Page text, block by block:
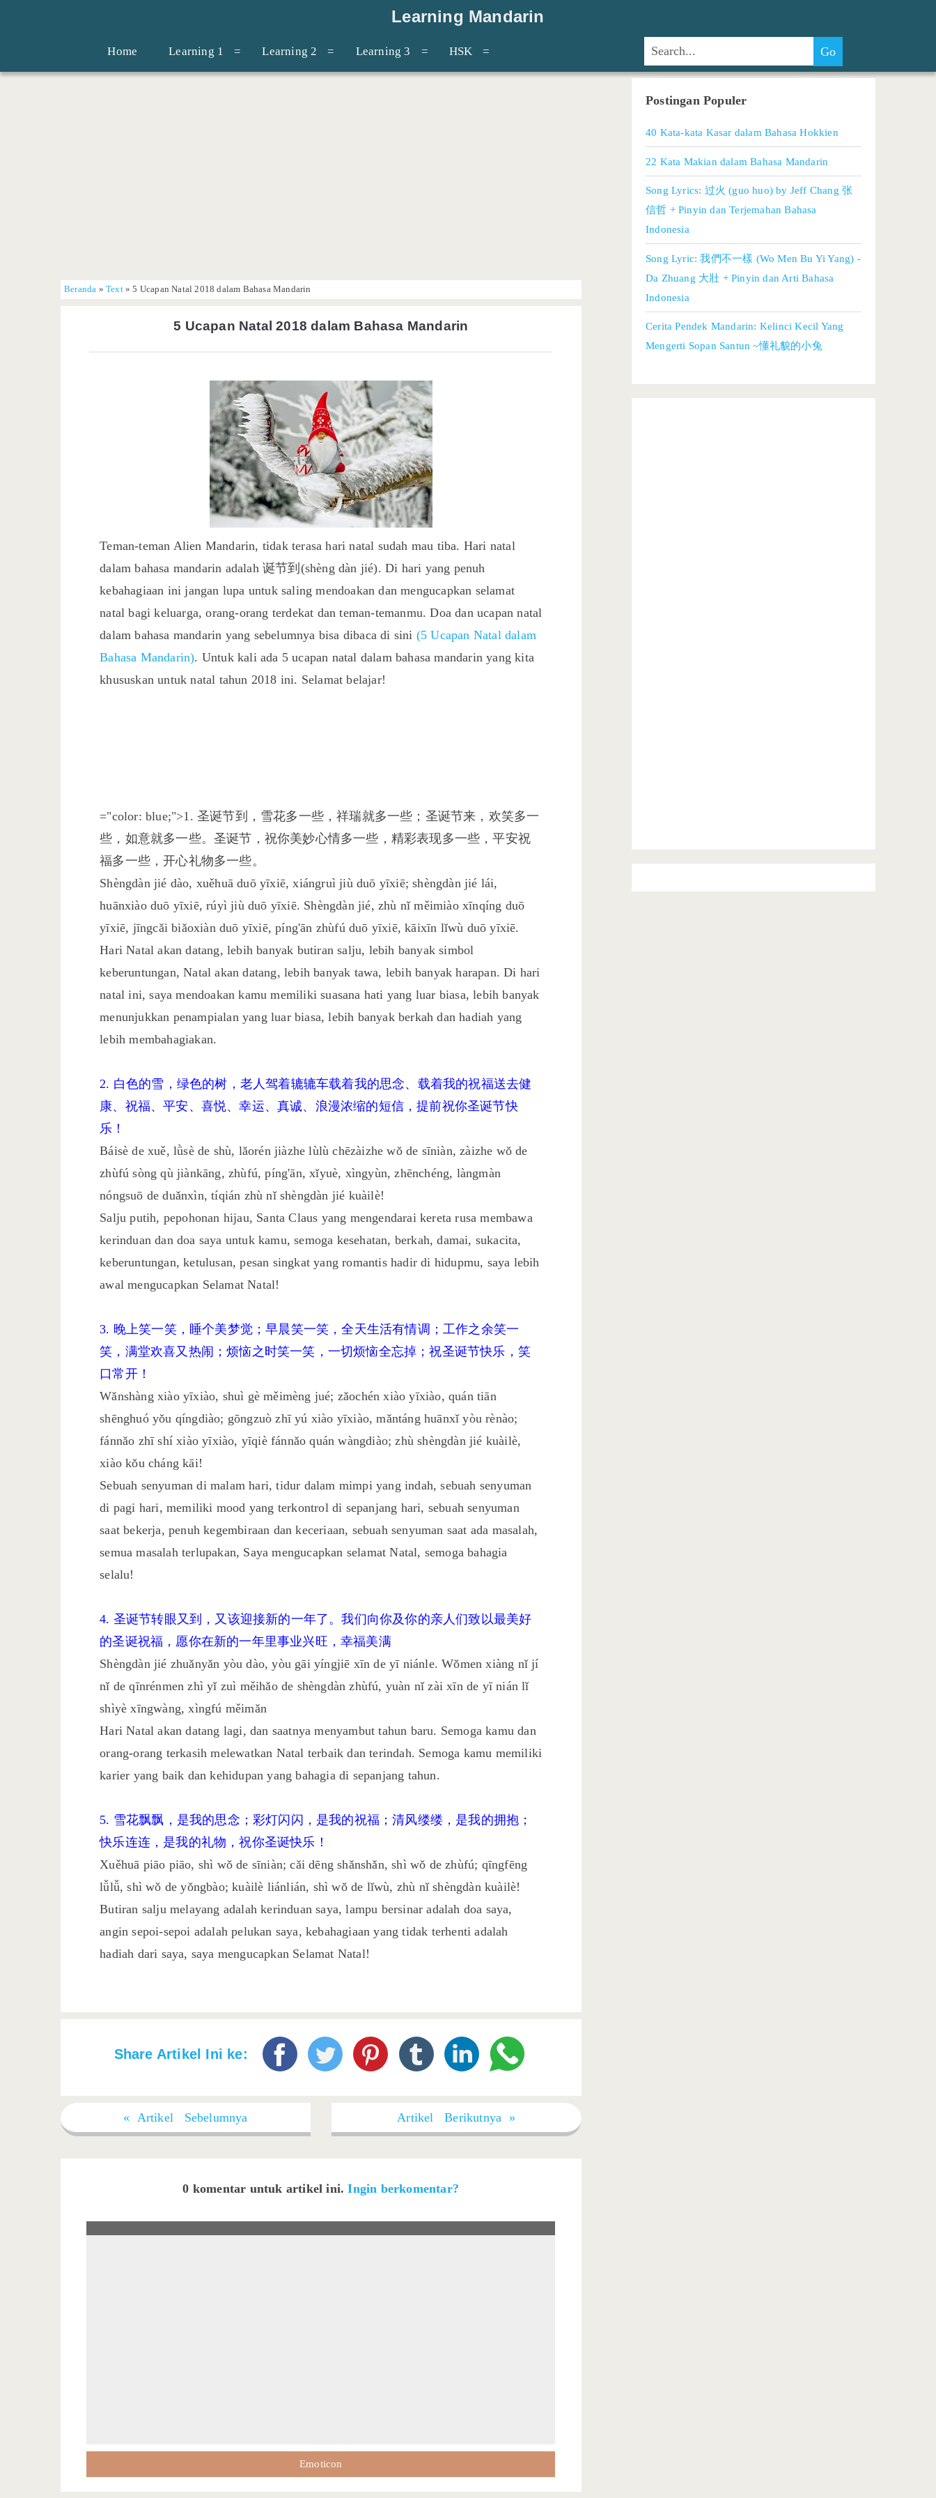
Learning Mandarin
Home Learning 1 Learning 2 Learning 3 HSK
Beranda »Text»5 Ucapan Natal 2018 dalam Bahasa Mandarin
5 Ucapan Natal 2018 dalam Bahasa Mandarin
Teman-teman Alien Mandarin, tidak terasa hari natal sudah mau tiba. Hari natal
dalam bahasa mandarin adalah 诞节到(shèng dàn jié). Di hari yang penuh
kebahagiaan ini jangan lupa untuk saling mendoakan dan mengucapkan selamat
natal bagi keluarga, orang-orang terdekat dan teman-temanmu. Doa dan ucapan natal
dalam bahasa mandarin yang sebelumnya bisa dibaca di sini (5 Ucapan Natal dalam
Bahasa Mandarin). Untuk kali ada 5 ucapan natal dalam bahasa mandarin yang kita
khususkan untuk natal tahun 2018 ini. Selamat belajar!
="color: blue;">1. 圣诞节到，雪花多一些，祥瑞就多一些；圣诞节来，欢笑多一
些，如意就多一些。圣诞节，祝你美妙心情多一些，精彩表现多一些，平安祝
福多一些，开心礼物多一些。
Shèngdàn jié dào, xuěhuā duō yīxiē, xiángruì jiù duō yīxiē; shèngdàn jié lái,
huānxiào duō yīxiē, rúyì jiù duō yīxiē. Shèngdàn jié, zhù nǐ měimiào xīnqíng duō
yīxiē, jīngcǎi biǎoxiàn duō yīxiē, píng'ān zhùfú duō yīxiē, kāixīn lǐwù duō yīxiē.
Hari Natal akan datang, lebih banyak butiran salju, lebih banyak simbol
keberuntungan, Natal akan datang, lebih banyak tawa, lebih banyak harapan. Di hari
natal ini, saya mendoakan kamu memiliki suasana hati yang luar biasa, lebih banyak
menunjukkan penampialan yang luar biasa, lebih banyak berkah dan hadiah yang
lebih membahagiakan.
2. 白色的雪，绿色的树，老人驾着辘辘车载着我的思念、载着我的祝福送去健
康、祝福、平安、喜悦、幸运、真诚、浪漫浓缩的短信，提前祝你圣诞节快
乐！
Báisè de xuě, lǜsè de shù, lǎorén jiàzhe lùlù chēzàizhe wǒ de sīniàn, zàizhe wǒ de
zhùfú sòng qù jiànkāng, zhùfú, píng'ān, xǐyuè, xìngyùn, zhēnchéng, làngmàn
nóngsuō de duǎnxìn, tíqián zhù nǐ shèngdàn jié kuàilè!
Salju putih, pepohonan hijau, Santa Claus yang mengendarai kereta rusa membawa
kerinduan dan doa saya untuk kamu, semoga kesehatan, berkah, damai, sukacita,
keberuntungan, ketulusan, pesan singkat yang romantis hadir di hidupmu, saya lebih
awal mengucapkan Selamat Natal!
3. 晚上笑一笑，睡个美梦觉；早晨笑一笑，全天生活有情调；工作之余笑一
笑，满堂欢喜又热闹；烦恼之时笑一笑，一切烦恼全忘掉；祝圣诞节快乐，笑
口常开！
Wǎnshàng xiào yīxiào, shuì gè měimèng jué; zǎochén xiào yīxiào, quán tiān
shēnghuó yǒu qíngdiào; gōngzuò zhī yú xiào yīxiào, mǎntáng huānxǐ yòu rènào;
fánnǎo zhī shí xiào yīxiào, yīqiè fánnǎo quán wàngdiào; zhù shèngdàn jié kuàilè,
xiào kǒu cháng kāi!
Sebuah senyuman di malam hari, tidur dalam mimpi yang indah, sebuah senyuman
di pagi hari, memiliki mood yang terkontrol di sepanjang hari, sebuah senyuman
saat bekerja, penuh kegembiraan dan keceriaan, sebuah senyuman saat ada masalah,
semua masalah terlupakan, Saya mengucapkan selamat Natal, semoga bahagia
selalu!
4. 圣诞节转眼又到，又该迎接新的一年了。我们向你及你的亲人们致以最美好
的圣诞祝福，愿你在新的一年里事业兴旺，幸福美满
Shèngdàn jié zhuǎnyǎn yòu dào, yòu gāi yíngjiē xīn de yī niánle. Wǒmen xiàng nǐ jí
nǐ de qīnrénmen zhì yǐ zuì měihǎo de shèngdàn zhùfú, yuàn nǐ zài xīn de yī nián lǐ
shìyè xīngwàng, xìngfú měimǎn
Hari Natal akan datang lagi, dan saatnya menyambut tahun baru. Semoga kamu dan
orang-orang terkasih melewatkan Natal terbaik dan terindah. Semoga kamu memiliki
karier yang baik dan kehidupan yang bahagia di sepanjang tahun.
5. 雪花飘飘，是我的思念；彩灯闪闪，是我的祝福；清风缕缕，是我的拥抱；
快乐连连，是我的礼物，祝你圣诞快乐！
Xuěhuā piāo piāo, shì wǒ de sīniàn; cǎi dēng shǎnshǎn, shì wǒ de zhùfú; qīngfēng
lǚlǚ, shì wǒ de yǒngbào; kuàilè liánlián, shì wǒ de lǐwù, zhù nǐ shèngdàn kuàilè!
Butiran salju melayang adalah kerinduan saya, lampu bersinar adalah doa saya,
angin sepoi-sepoi adalah pelukan saya, kebahagiaan yang tidak terhenti adalah
hadiah dari saya, saya mengucapkan Selamat Natal!
Share Artikel Ini ke:
« Artikel Sebelumnya Artikel Berikutnya »
0 komentar untuk artikel ini.Ingin berkomentar?
Emoticon
Postingan Populer
40 Kata-kata Kasar dalam Bahasa Hokkien
22 Kata Makian dalam Bahasa Mandarin
Song Lyrics: 过火 (guo huo) by Jeff Chang 张
信哲 + Pinyin dan Terjemahan Bahasa
Indonesia
Song Lyric: 我們不一樣 (Wo Men Bu Yi Yang) -
Da Zhuang 大壯 + Pinyin dan Arti Bahasa
Indonesia
Cerita Pendek Mandarin: Kelinci Kecil Yang
Mengerti Sopan Santun ~懂礼貌的小兔